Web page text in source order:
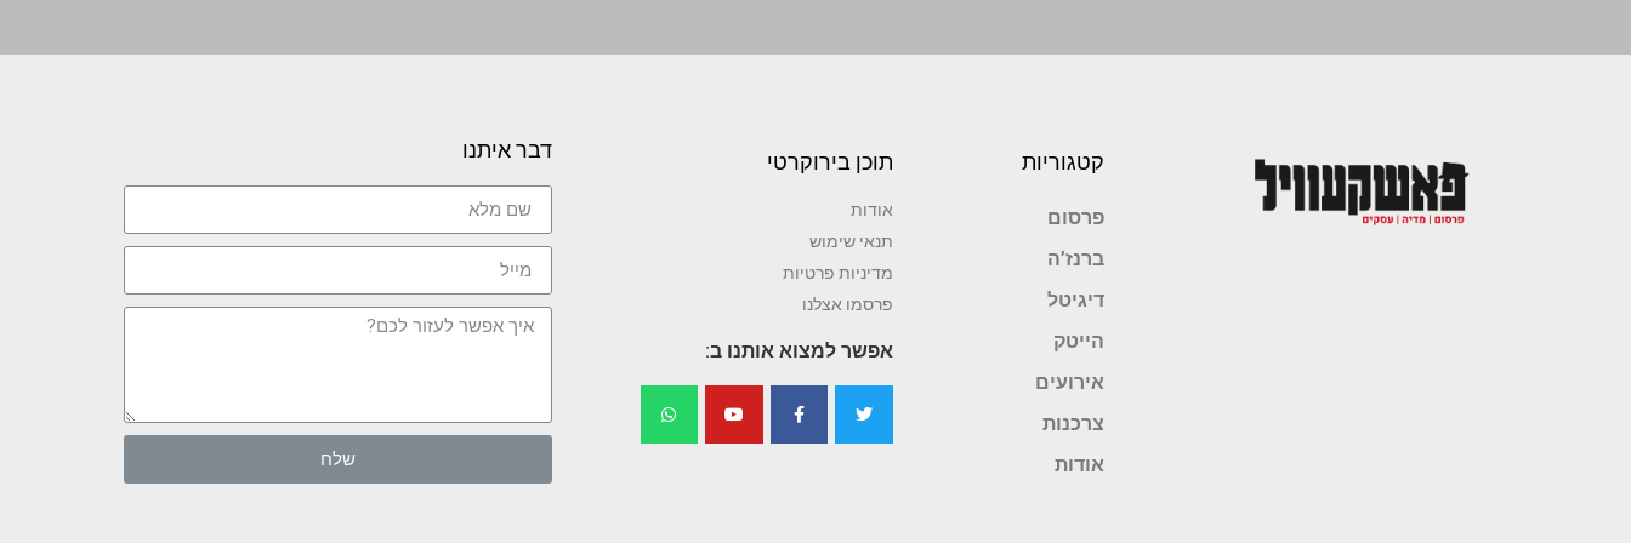
קטגוריות
פרסום
ברנז’ה
דיגיטל
הייטק
אירועים
צרכנות
אודות
תוכן בירוקרטי
אודות
תנאי שימוש
מדיניות פרטיות
פרסמו אצלנו
אפשר למצוא אותנו ב:
דבר איתנו
שלח